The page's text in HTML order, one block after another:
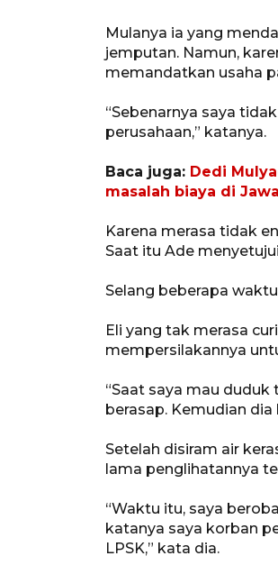
Mulanya ia yang
jemputan. Namun,
memandatkan usaha
“Sebenarnya saya
perusahaan,” katanya.
Baca juga: Dedi
masalah biaya di
Karena merasa tidak
Saat itu Ade
Selang beberapa
Eli yang tak merasa
mempersilakannya
“Saat saya mau
berasap. Kemudian dia
Setelah disiram air
lama penglihatannya
“Waktu itu, saya
katanya saya korban
LPSK,” kata dia.